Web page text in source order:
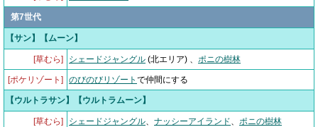
第7世代
【サン】【ムーン】
[草むら] シェードジャングル (北エリア) 、 ポニの樹林
[ポケリゾート] のびのびリゾート で仲間にする
【ウルトラサン】【ウルトラムーン】
[草むら] シェードジャングル、 ナッシーアイランド、 ポニの樹林